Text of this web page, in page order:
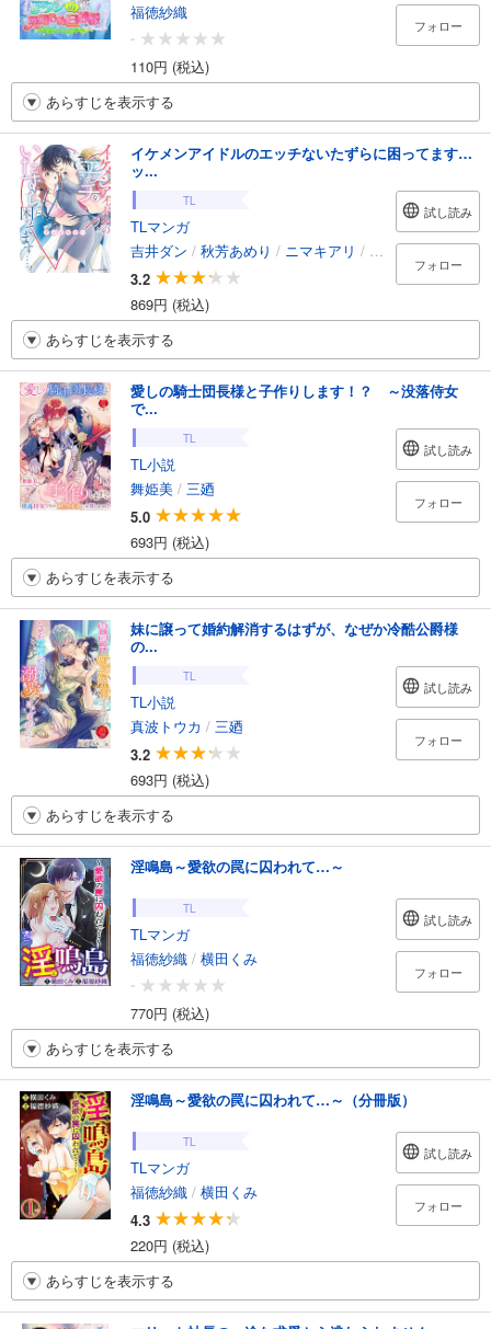
福徳紗織
-
110円 (税込)
フォロー
あらすじを表示する
イケメンアイドルのエッチないたずらに困ってます…
ッ...
TL
TLマンガ
吉井ダン / 秋芳あめり / ニマキアリ / 小泉人魚/咲乃ユ
3.2
869円 (税込)
試し読み
フォロー
あらすじを表示する
愛しの騎士団長様と子作りします！？ ～没落侍女
で...
TL
TL小説
舞姫美 / 三廼
5.0
693円 (税込)
試し読み
フォロー
あらすじを表示する
妹に譲って婚約解消するはずが、なぜか冷酷公爵様
の...
TL
TL小説
真波トウカ / 三廼
3.2
693円 (税込)
試し読み
フォロー
あらすじを表示する
淫鳴島～愛欲の罠に囚われて…～
TL
TLマンガ
福徳紗織 / 横田くみ
-
770円 (税込)
試し読み
フォロー
あらすじを表示する
淫鳴島～愛欲の罠に囚われて…～（分冊版）
TL
TLマンガ
福徳紗織 / 横田くみ
4.3
220円 (税込)
試し読み
フォロー
あらすじを表示する